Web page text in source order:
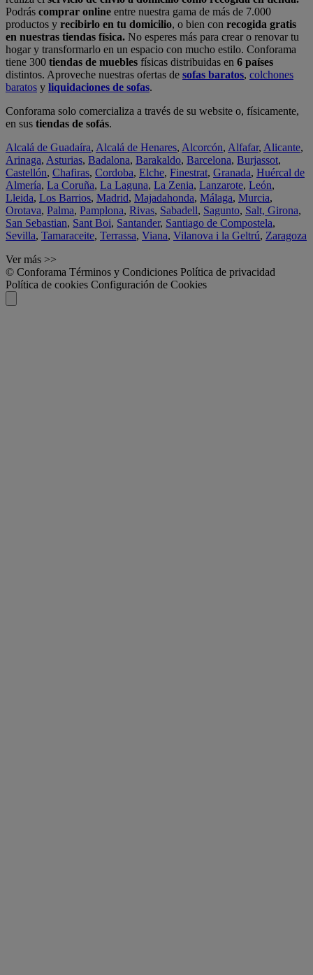
Podrás comprar online entre nuestra gama de más de 7.000
productos y recibirlo en tu domicilio, o bien con recogida gratis
en nuestras tiendas física. No esperes más para crear o renovar tu
hogar y transformarlo en un espacio con mucho estilo. Conforama
tiene 300 tiendas de muebles físicas distribuidas en 6 países
distintos. Aproveche nuestras ofertas de sofas baratos, colchones
baratos y liquidaciones de sofas.
Conforama solo comercializa a través de su website o, físicamente,
en sus tiendas de sofás.
Alcalá de Guadaíra, Alcalá de Henares, Alcorcón, Alfafar, Alicante,
Arinaga, Asturias, Badalona, Barakaldo, Barcelona, Burjassot,
Castellón, Chafiras, Cordoba, Elche, Finestrat, Granada, Huércal de
Almería, La Coruña, La Laguna, La Zenia, Lanzarote, León,
Lleida, Los Barrios, Madrid, Majadahonda, Málaga, Murcia,
Orotava, Palma, Pamplona, Rivas, Sabadell, Sagunto, Salt, Girona,
San Sebastian, Sant Boi, Santander, Santiago de Compostela,
Sevilla, Tamaraceite, Terrassa, Viana, Vilanova i la Geltrú, Zaragoza
Ver más >>
© Conforama Términos y Condiciones Política de privacidad
Política de cookies Configuración de Cookies